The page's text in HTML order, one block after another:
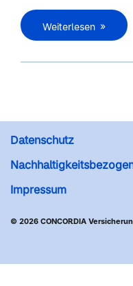
Weiterlesen
Datenschutz
Impressum
© 2026 CONCORDIA